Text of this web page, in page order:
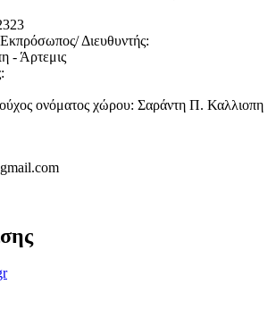
Διευθυντής:
- Άρτεμις
ονόματος χώρου: Σαράντη Π. Καλλιοπη